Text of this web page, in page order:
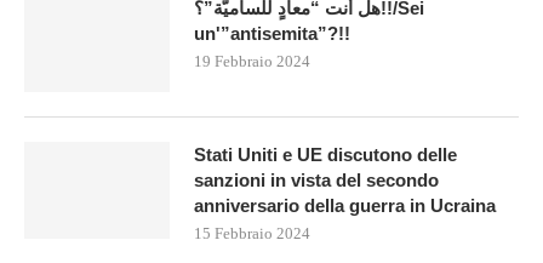
هل أنت “معادٍ للساميّة”؟!!/Sei
un'”antisemita”?!!
19 Febbraio 2024
Stati Uniti e UE discutono delle
sanzioni in vista del secondo
anniversario della guerra in Ucraina
15 Febbraio 2024